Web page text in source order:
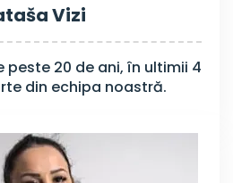
Vizi
peste 20 de ani, în ultimii 4
din echipa noastră.